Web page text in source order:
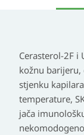
Cerasterol-2F i
kožnu barijeru,
stjenku
temperature,
jača